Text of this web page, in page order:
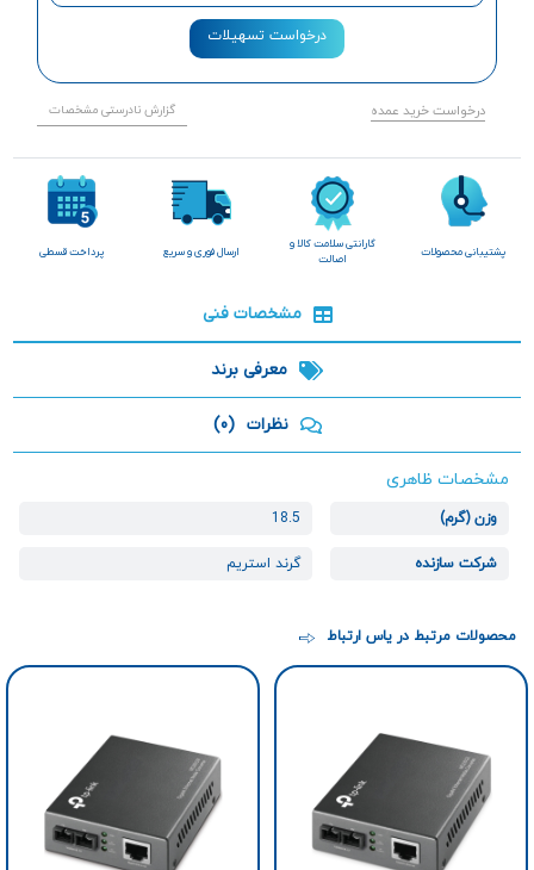
درخواست تسهیلات
درخواست خرید عمده گزارش نادرستی مشخصات
پشتیبانی محصولات
گارانتی سلامت کالا و
اصالت
ارسال فوری و سریع پرداخت قسطی
مشخصات فنی
معرفی برند
نظرات (0)
مشخصات ظاهری
وزن (گرم) 18.5
شرکت سازنده گرند استریم
محصولات مرتبط در یاس ارتباط